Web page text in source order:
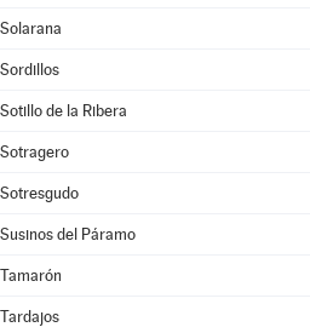
Solarana
Sordillos
Sotillo de la Ribera
Sotragero
Sotresgudo
Susinos del Páramo
Tamarón
Tardajos